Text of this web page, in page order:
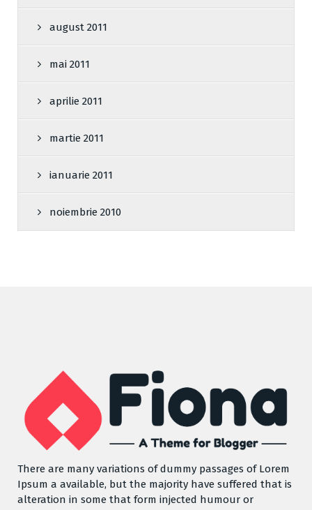
august 2011
mai 2011
aprilie 2011
martie 2011
ianuarie 2011
noiembrie 2010
There are many variations of dummy passages of Lorem
Ipsum a available, but the majority have suffered that is
alteration in some that form injected humour or